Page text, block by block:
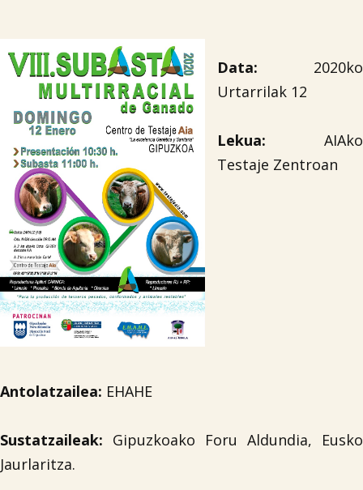
Data: 2020ko
Urtarrilak 12
Lekua: AIAko
Testaje Zentroan
Antolatzailea: EHAHE
Sustatzaileak: Gipuzkoako Foru Aldundia, Eusko
Jaurlaritza.